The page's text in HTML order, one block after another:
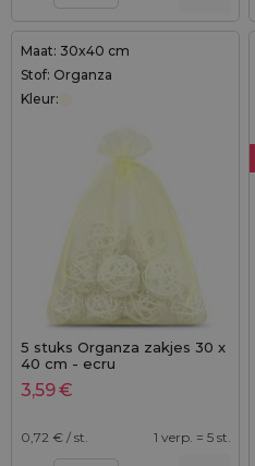
Maat: 30x40 cm
Stof: Organza
Kleur:
5 stuks Organza zakjes 30 x
40 cm - ecru
3,59€
0,72 € / st. 1 verp. = 5 st.